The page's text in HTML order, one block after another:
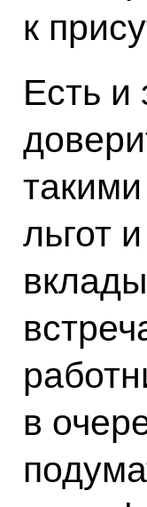
к
Есть и
льгот
в